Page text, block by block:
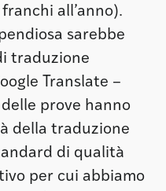
all’anno).
sarebbe
traduzione
Translate –
prove hanno
della traduzione
di qualità
per cui abbiamo